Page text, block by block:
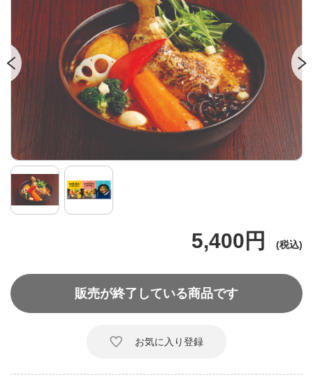
5,400円
お気に入り登録
販売が終了している商品です